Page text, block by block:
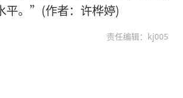
平。”(作者：许桦婷)
责任编辑：kj005